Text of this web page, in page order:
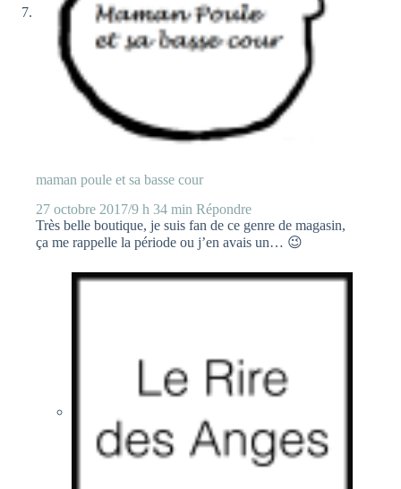
maman poule et sa basse cour
27 octobre 2017/9 h 34 min Répondre
Très belle boutique, je suis fan de ce genre de magasin,
ça me rappelle la période ou j’en avais un… 😉